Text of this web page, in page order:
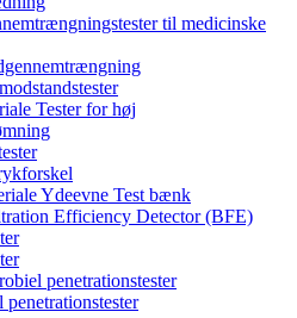
til medicinske
Tester for høj
Ydeevne Test bænk
Efficiency Detector (BFE)
penetrationstester